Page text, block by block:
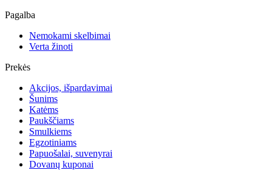
Pagalba
Nemokami skelbimai
Verta žinoti
Prekės
Akcijos, išpardavimai
Šunims
Katėms
Paukščiams
Smulkiems
Egzotiniams
Papuošalai, suvenyrai
Dovanų kuponai